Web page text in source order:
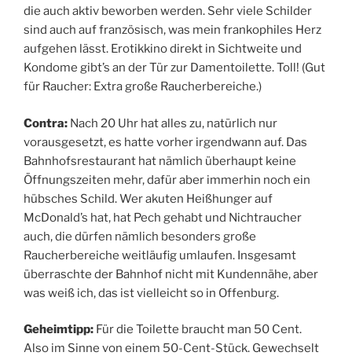
die auch aktiv beworben werden. Sehr viele Schilder
sind auch auf französisch, was mein frankophiles Herz
aufgehen lässt. Erotikkino direkt in Sichtweite und
Kondome gibt’s an der Tür zur Damentoilette. Toll! (Gut
für Raucher: Extra große Raucherbereiche.)
Contra: Nach 20 Uhr hat alles zu, natürlich nur
vorausgesetzt, es hatte vorher irgendwann auf. Das
Bahnhofsrestaurant hat nämlich überhaupt keine
Öffnungszeiten mehr, dafür aber immerhin noch ein
hübsches Schild. Wer akuten Heißhunger auf
McDonald’s hat, hat Pech gehabt und Nichtraucher
auch, die dürfen nämlich besonders große
Raucherbereiche weitläufig umlaufen. Insgesamt
überraschte der Bahnhof nicht mit Kundennähe, aber
was weiß ich, das ist vielleicht so in Offenburg.
Geheimtipp: Für die Toilette braucht man 50 Cent.
Also im Sinne von einem 50-Cent-Stück. Gewechselt